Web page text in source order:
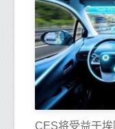
CES将受益于埃